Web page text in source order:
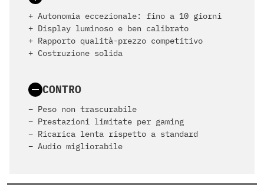
+ Autonomia eccezionale: fino a 10 giorni
+ Display luminoso e ben calibrato
+ Rapporto qualità-prezzo competitivo
+ Costruzione solida
CONTRO
– Peso non trascurabile
– Prestazioni limitate per gaming
– Ricarica lenta rispetto a standard
– Audio migliorabile